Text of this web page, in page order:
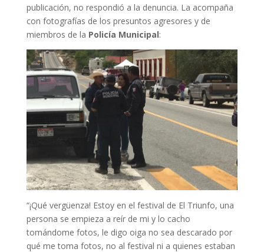
publicación, no respondió a la denuncia. La acompaña
con fotografías de los presuntos agresores y de
miembros de la Policía Municipal:
“¡Qué vergüenza! Estoy en el festival de El Triunfo, una
persona se empieza a reír de mi y lo cacho
tomándome fotos, le digo oiga no sea descarado por
qué me toma fotos, no al festival ni a quienes estaban